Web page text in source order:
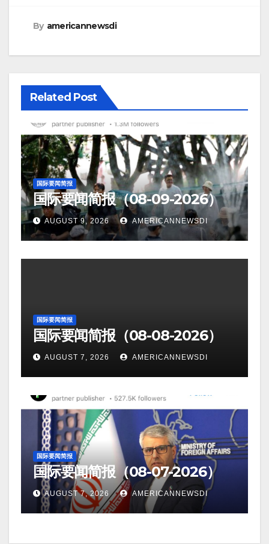
By americannewsdi
Related Post
国际要闻简报
国际要闻简报（08-09-2026）
AUGUST 9, 2026 AMERICANNEWSDI
国际要闻简报
国际要闻简报（08-08-2026）
AUGUST 7, 2026 AMERICANNEWSDI
国际要闻简报
国际要闻简报（08-07-2026）
AUGUST 7, 2026 AMERICANNEWSDI